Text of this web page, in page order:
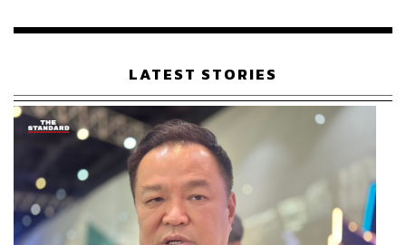
เรือนไทยที่ถูกซุกไว้
LATEST STORIES